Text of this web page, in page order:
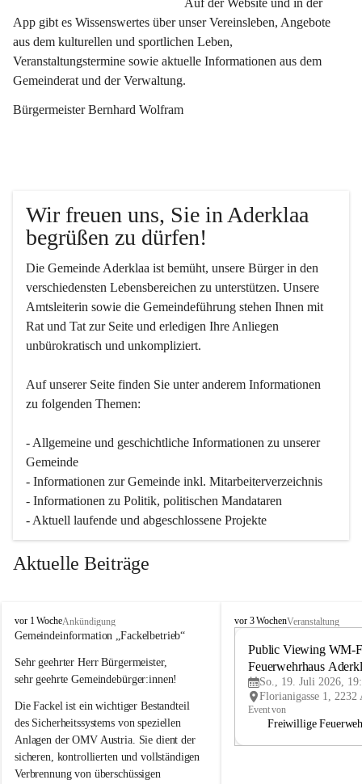
Auf der Website und in der
App gibt es Wissenswertes über unser Vereinsleben, Angebote
aus dem kulturellen und sportlichen Leben,
Veranstaltungstermine sowie aktuelle Informationen aus dem
Gemeinderat und der Verwaltung.
Bürgermeister Bernhard Wolfram
Wir freuen uns, Sie in Aderklaa
begrüßen zu dürfen!
Die Gemeinde Aderklaa ist bemüht, unsere Bürger in den
verschiedensten Lebensbereichen zu unterstützen. Unsere
Amtsleiterin sowie die Gemeindeführung stehen Ihnen mit
Rat und Tat zur Seite und erledigen Ihre Anliegen
unbürokratisch und unkompliziert.
Auf unserer Seite finden Sie un­ter an­de­rem Informationen
zu folgenden Themen:
- Allgemeine und geschichtliche Informationen zu unserer
Gemeinde
- Informationen zur Gemeinde inkl. Mitarbeiterverzeichnis
- Informationen zu Politik, politischen Mandataren
- Aktuell laufende und abgeschlossene Projekte
Aktuelle Beiträge
A
d
r
k
a
a
vor 1 WocheAnkündigung
Gemeindeinformation „Fackelbetrieb“
Sehr geehrter Herr Bürgermeister,
sehr geehrte Gemeindebürger:innen!
Die Fackel ist ein wichtiger Bestandteil
des Sicherheitssystems von speziellen
Anlagen der OMV Austria. Sie dient der
sicheren, kontrollierten und vollständigen
Verbrennung von überschüssigen
A
vor 3 WochenVeranstaltung
Public Viewing WM-
Feuerwehrhaus
So., 19. Juli 2026,
Event von
Freiwillige